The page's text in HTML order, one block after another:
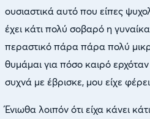
ουσιαστικά αυτό που είπες
έχει κάτι πολύ σοβαρό η
περαστικό πάρα πάρα πολύ
θυμάμαι για πόσο καιρό
συχνά με έβρισκε, μου είχε
Ένιωθα λοιπόν ότι είχα κάνει